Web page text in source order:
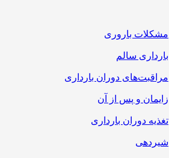
مشکلات باروری
بارداری سالم
مراقبت‌های دوران بارداری
زایمان و پس از آن
تغذیه دوران بارداری
شیردهی